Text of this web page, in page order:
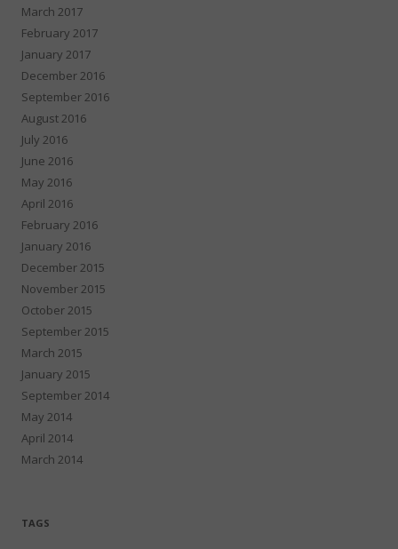
March 2017
February 2017
January 2017
December 2016
September 2016
August 2016
July 2016
June 2016
May 2016
April 2016
February 2016
January 2016
December 2015
November 2015
October 2015
September 2015
March 2015
January 2015
September 2014
May 2014
April 2014
March 2014
TAGS